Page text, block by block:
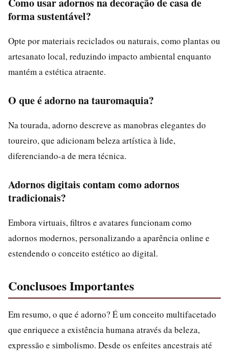
forma sustentável?
Opte por materiais reciclados ou naturais, como plantas ou
artesanato local, reduzindo impacto ambiental enquanto
mantém a estética atraente.
O que é adorno na tauromaquia?
Na tourada, adorno descreve as manobras elegantes do
toureiro, que adicionam beleza artística à lide,
diferenciando-a de mera técnica.
Adornos digitais contam como adornos
tradicionais?
Embora virtuais, filtros e avatares funcionam como
adornos modernos, personalizando a aparência online e
estendendo o conceito estético ao digital.
Conclusoes Importantes
Em resumo, o que é adorno? É um conceito multifacetado
que enriquece a existência humana através da beleza,
expressão e simbolismo. Desde os enfeites ancestrais até